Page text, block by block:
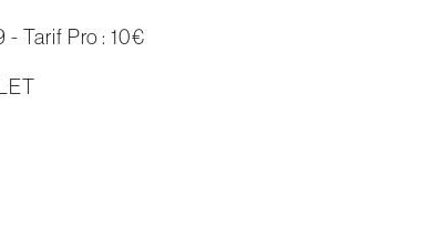
- Tarif Pro : 10€